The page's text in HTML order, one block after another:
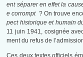
ent séparer en effet la
e corrompt ? On trouve
pect historique et humain
11 juin 1941, cosignée
ment du refus de
Ces deux textes officiels